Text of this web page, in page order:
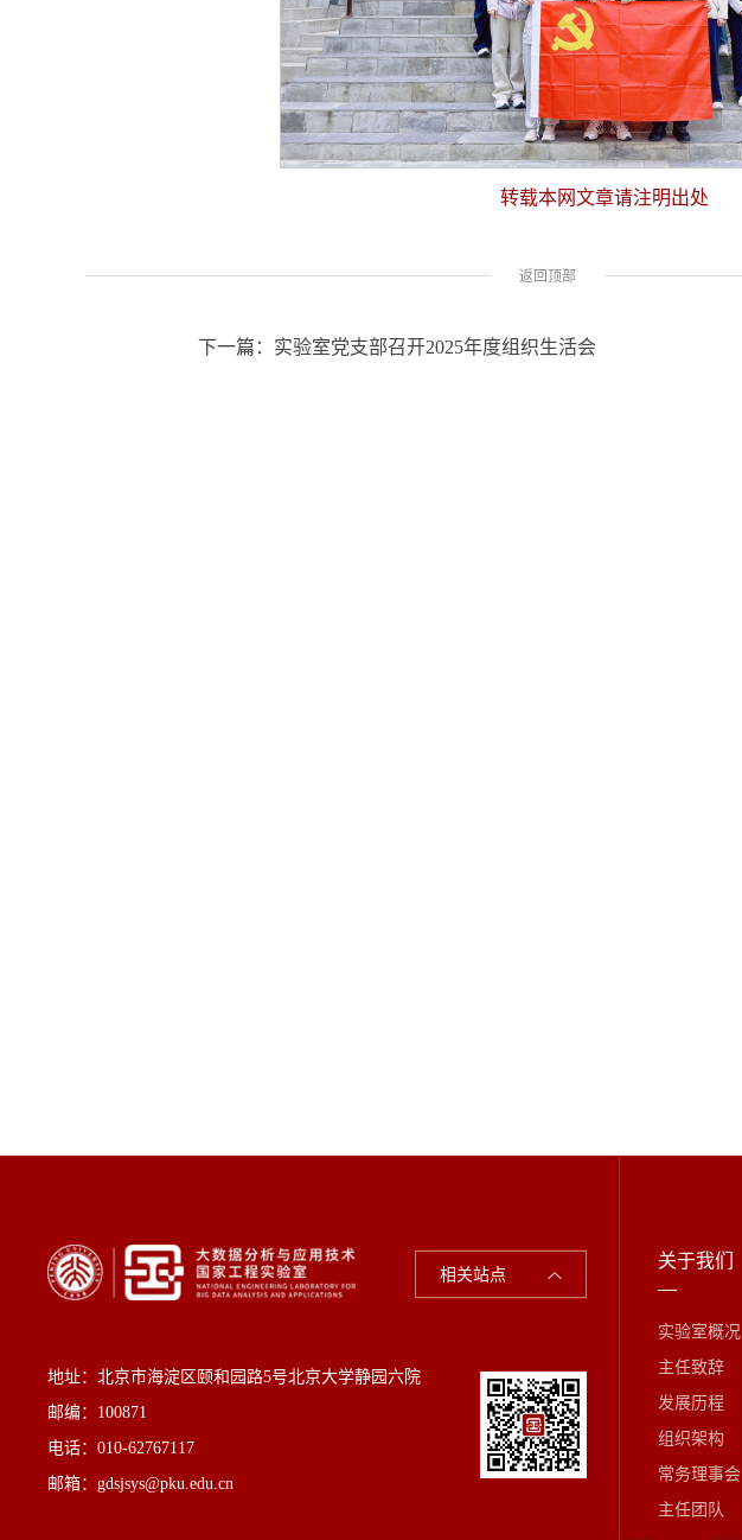
转载本网文章请注明出处
返回顶部
下一篇： 实验室党支部召开2025年度组织生活会
相关站点
地址：北京市海淀区颐和园路5号北京大学静园六院
邮编：100871
电话：010-62767117
邮箱：gdsjsys@pku.edu.cn
关于我们
实验室概况
主任致辞
发展历程
组织架构
常务理事会
主任团队